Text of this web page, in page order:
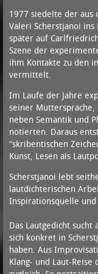
1977 siedelte der aus
Valeri Scherstjanoi
später auf
Szene der
ihm Kontakte zu den
vermittelt.
Im Laufe der Jahre
seiner
neben Semantik und
notierten. Daraus
“skribentischen
Kunst, Lesen als
Scherstjanoi lebt
lautdichterischen
Inspirationsquelle
Das Lautgedicht
sich konkret in
haben. Aus
Klang- und Laut-